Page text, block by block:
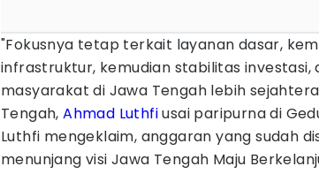
"Fokusnya tetap terkait layanan dasar,
infrastruktur, kemudian stabilitas
masyarakat di Jawa Tengah lebih
Tengah,Ahmad Luthfiusai paripurna di
Luthfi mengeklaim, anggaran yang sudah
menunjang visi Jawa Tengah Maju